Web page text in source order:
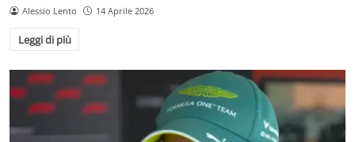
Alessio Lento 14 Aprile 2026
Leggi di più